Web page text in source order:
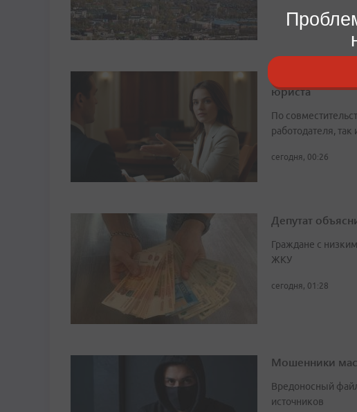
Когда
юриста
По
работодателя, так
сегодня, 00:26
Депутат
Граждане с
ЖКУ
сегодня, 01:28
Мошенники
Вредоносный
источников